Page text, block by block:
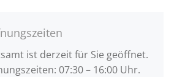
ist derzeit für Sie geöffnet.
07:30 – 16:00 Uhr.